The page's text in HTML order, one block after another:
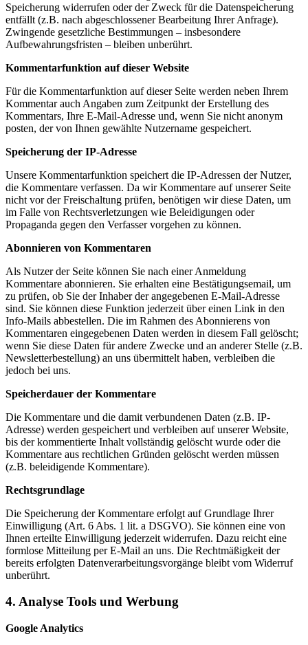
Speicherung widerrufen oder der Zweck für die Datenspeicherung
entfällt (z.B. nach abgeschlossener Bearbeitung Ihrer Anfrage).
Zwingende gesetzliche Bestimmungen – insbesondere
Aufbewahrungsfristen – bleiben unberührt.
Kommentarfunktion auf dieser Website
Für die Kommentarfunktion auf dieser Seite werden neben Ihrem
Kommentar auch Angaben zum Zeitpunkt der Erstellung des
Kommentars, Ihre E-Mail-Adresse und, wenn Sie nicht anonym
posten, der von Ihnen gewählte Nutzername gespeichert.
Speicherung der IP-Adresse
Unsere Kommentarfunktion speichert die IP-Adressen der Nutzer,
die Kommentare verfassen. Da wir Kommentare auf unserer Seite
nicht vor der Freischaltung prüfen, benötigen wir diese Daten, um
im Falle von Rechtsverletzungen wie Beleidigungen oder
Propaganda gegen den Verfasser vorgehen zu können.
Abonnieren von Kommentaren
Als Nutzer der Seite können Sie nach einer Anmeldung
Kommentare abonnieren. Sie erhalten eine Bestätigungsemail, um
zu prüfen, ob Sie der Inhaber der angegebenen E-Mail-Adresse
sind. Sie können diese Funktion jederzeit über einen Link in den
Info-Mails abbestellen. Die im Rahmen des Abonnierens von
Kommentaren eingegebenen Daten werden in diesem Fall gelöscht;
wenn Sie diese Daten für andere Zwecke und an anderer Stelle (z.B.
Newsletterbestellung) an uns übermittelt haben, verbleiben die
jedoch bei uns.
Speicherdauer der Kommentare
Die Kommentare und die damit verbundenen Daten (z.B. IP-
Adresse) werden gespeichert und verbleiben auf unserer Website,
bis der kommentierte Inhalt vollständig gelöscht wurde oder die
Kommentare aus rechtlichen Gründen gelöscht werden müssen
(z.B. beleidigende Kommentare).
Rechtsgrundlage
Die Speicherung der Kommentare erfolgt auf Grundlage Ihrer
Einwilligung (Art. 6 Abs. 1 lit. a DSGVO). Sie können eine von
Ihnen erteilte Einwilligung jederzeit widerrufen. Dazu reicht eine
formlose Mitteilung per E-Mail an uns. Die Rechtmäßigkeit der
bereits erfolgten Datenverarbeitungsvorgänge bleibt vom Widerruf
unberührt.
4. Analyse Tools und Werbung
Google Analytics